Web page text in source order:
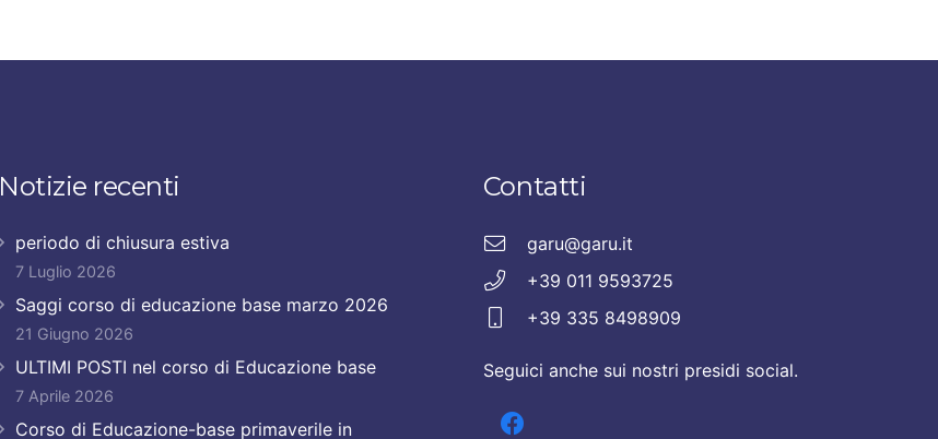
Notizie recenti
periodo di chiusura estiva
7 Luglio 2026
Saggi corso di educazione base marzo 2026
21 Giugno 2026
ULTIMI POSTI nel corso di Educazione base
7 Aprile 2026
Corso di Educazione-base primaverile in
Contatti
garu@garu.it
+39 011 9593725
+39 335 8498909
Seguici anche sui nostri presidi social.